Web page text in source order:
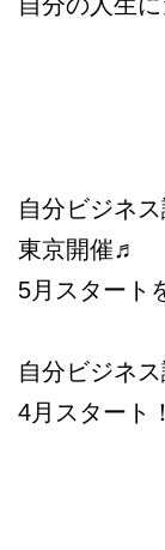
自分ビジネ
東京開催♬
5月スタート
自分ビジネ
4月スタート！